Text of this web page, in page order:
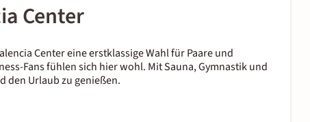
Center
Center eine erstklassige Wahl für Paare und
Fans fühlen sich hier wohl. Mit Sauna, Gymnastik und
den Urlaub zu genießen.